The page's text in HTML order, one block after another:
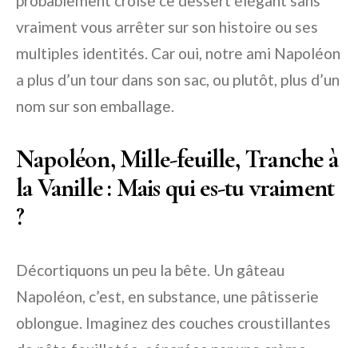
vraiment vous arrêter sur son histoire ou ses
multiples identités. Car oui, notre ami Napoléon
a plus d’un tour dans son sac, ou plutôt, plus d’un
nom sur son emballage.
Napoléon, Mille-feuille, Tranche à
la Vanille : Mais qui es-tu vraiment
?
Décortiquons un peu la bête. Un gâteau
Napoléon, c’est, en substance, une pâtisserie
oblongue. Imaginez des couches croustillantes